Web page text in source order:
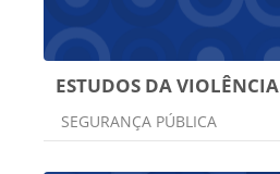
ESTUDOS DA
Categoria do curso
SEGURANÇA PÚBLICA